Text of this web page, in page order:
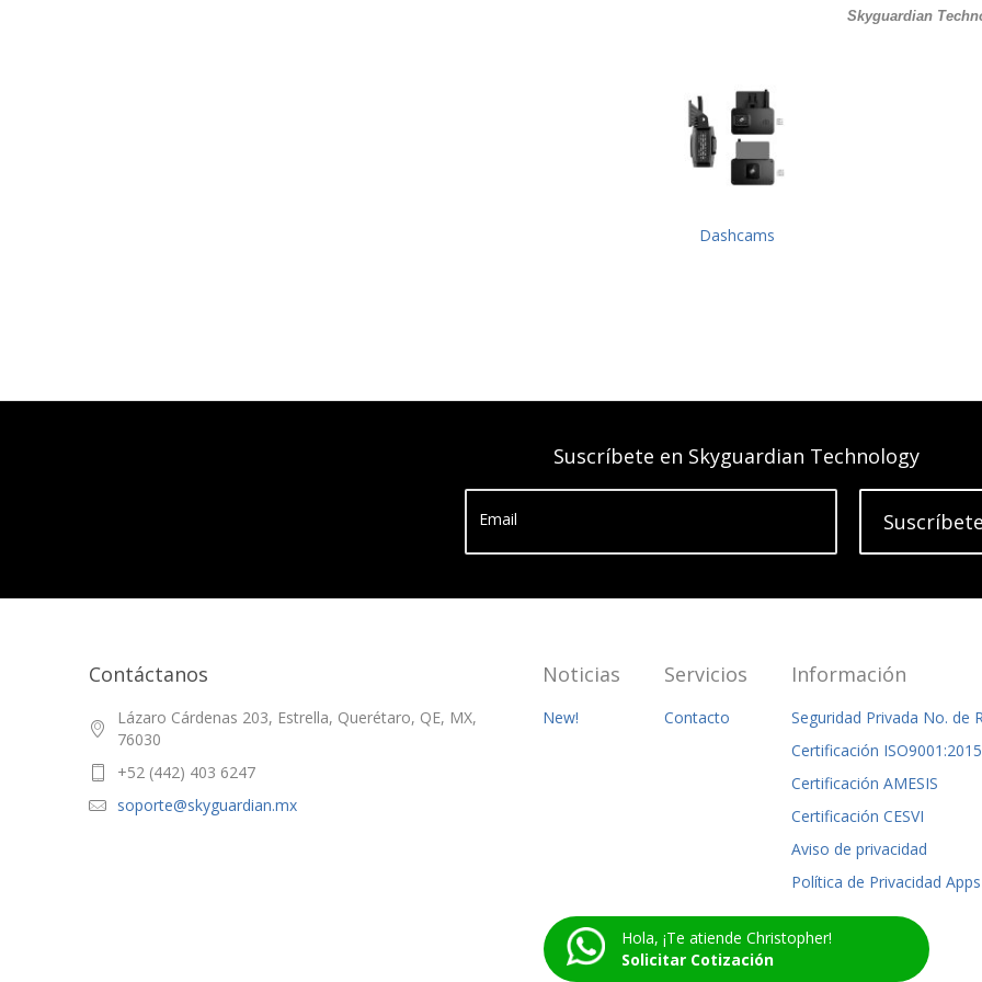
Skyguardian
Dashcams
Suscríbete en Skyguardian Technology
Email Suscríbete
Contáctanos
Lázaro Cárdenas 203, Estrella, Querétaro, QE, MX,
76030
+52 (442) 403 6247
soporte@skyguardian.mx
Noticias
New!
Servicios
Contacto
Información
Seguridad Privada No. de
Certificación
Certificación AMESIS
Certificación CESVI
Aviso de privacidad
Política de Privacidad Apps
Hola, ¡Te atiende Christopher!
Solicitar Cotización